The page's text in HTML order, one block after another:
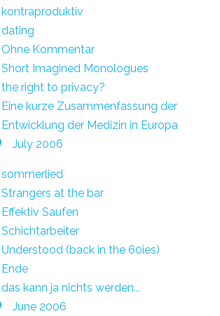
kontraproduktiv
dating
Ohne Kommentar
Short Imagined Monologues
the right to privacy?
Eine kurze Zusammenfassung der
Entwicklung der Medizin in Europa
July 2006
sommerlied
Strangers at the bar
Effektiv Saufen
Schichtarbeiter
Understood (back in the 60ies)
Ende
das kann ja nichts werden...
June 2006